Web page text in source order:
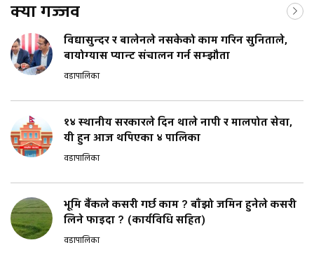
क्या गज्जव
विद्यासुन्दर र बालेनले नसकेको काम गरिन सुनिताले,
बायोग्यास प्यान्ट संचालन गर्न सम्झौता
वडापालिका
१४ स्थानीय सरकारले दिन थाले नापी र मालपोत सेवा,
यी हुन आज थपिएका ४ पालिका
वडापालिका
भूमि बैंकले कसरी गर्छ काम ? बाँझो जमिन हुनेले कसरी
लिने फाइदा ? (कार्यविधि सहित)
वडापालिका